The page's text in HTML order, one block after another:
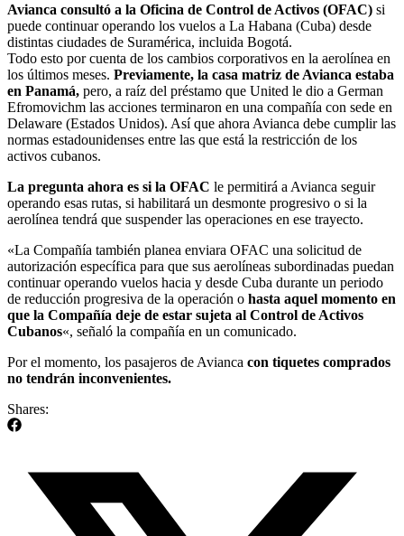
Avianca consultó a la Oficina de Control de Activos (OFAC) si
puede continuar operando los vuelos a La Habana (Cuba) desde
distintas ciudades de Suramérica, incluida Bogotá.
Todo esto por cuenta de los cambios corporativos en la aerolínea en
los últimos meses. Previamente, la casa matriz de Avianca estaba
en Panamá, pero, a raíz del préstamo que United le dio a German
Efromovichm las acciones terminaron en una compañía con sede en
Delaware (Estados Unidos). Así que ahora Avianca debe cumplir las
normas estadounidenses entre las que está la restricción de los
activos cubanos.
La pregunta ahora es si la OFAC le permitirá a Avianca seguir
operando esas rutas, si habilitará un desmonte progresivo o si la
aerolínea tendrá que suspender las operaciones en ese trayecto.
«La Compañía también planea enviara OFAC una solicitud de
autorización específica para que sus aerolíneas subordinadas puedan
continuar operando vuelos hacia y desde Cuba durante un periodo
de reducción progresiva de la operación o hasta aquel momento en
que la Compañía deje de estar sujeta al Control de Activos
Cubanos«, señaló la compañía en un comunicado.
Por el momento, los pasajeros de Avianca con tiquetes comprados
no tendrán inconvenientes.
Shares: